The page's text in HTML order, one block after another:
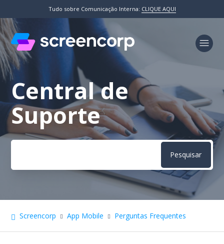
Tudo sobre Comunicação Interna: CLIQUE AQUI
Pesquisa
Central de
Suporte
Screencorp App Mobile Perguntas Frequentes